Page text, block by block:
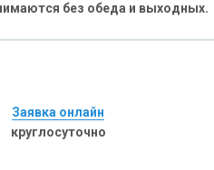
без обеда и выходных.
Заявка онлайн
круглосуточно